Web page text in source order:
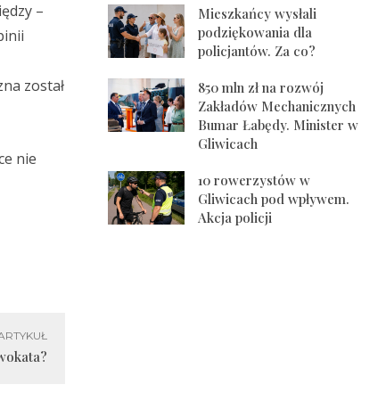
–
został
nie
Mieszkańcy wysłali
podziękowania dla
policjantów. Za co?
850 mln zł na rozwój
Zakładów Mechanicznych
Bumar Łabędy. Minister w
Gliwicach
10 rowerzystów w
Gliwicach pod wpływem.
Akcja policji